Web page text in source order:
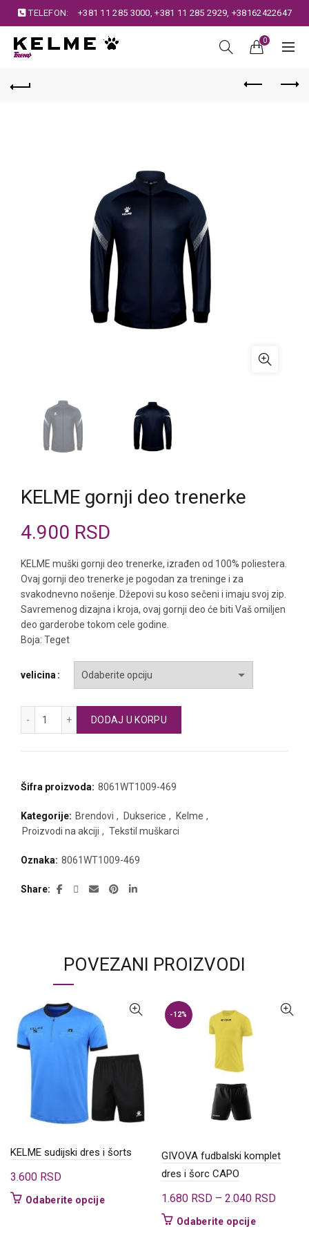
TELEFON: +381 11 285 3000,+381 11 285 2929, +38162422647
0
KELME gornji deo trenerke
4.900 RSD
KELME muški gornji deo trenerke, izrađen od 100% poliestera.
Ovaj gornji deo trenerke je pogodan za treninge i za
svakodnevno nošenje. Džepovi su koso sečeni i imaju svoj zip.
Savremenog dizajna i kroja, ovaj gornji deo će biti Vaš omiljen
deo garderobe tokom cele godine.
Boja: Teget
velicina
DODAJ U KORPU
Šifra proizvoda: 8061WT1009-469
Kategorije: Brendovi , Dukserice , Kelme ,
Proizvodi na akciji , Tekstil muškarci
Oznaka: 8061WT1009-469
Share
POVEZANI PROIZVODI
KELME sudijski dres i šorts
3.600 RSD
Odaberite opcijeOvaj
-12%
GIVOVA fudbalski komplet
dres i šorc CAPO
1.680 RSD – 2.040 RSD
Odaberite opcijeOvaj